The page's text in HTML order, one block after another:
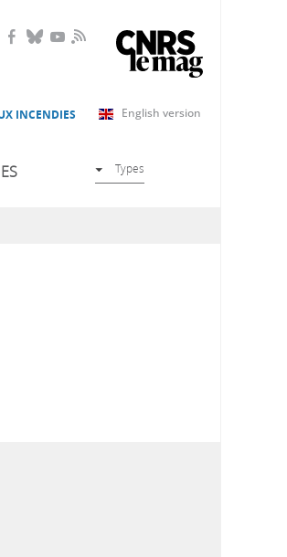
RSS
English version
INCENDIES
Types